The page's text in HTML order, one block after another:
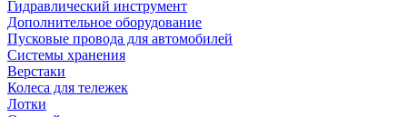
Гидравлический инструмент
Дополнительное оборудование
Пусковые провода для автомобилей
Системы хранения
Верстаки
Колеса для тележек
Лотки